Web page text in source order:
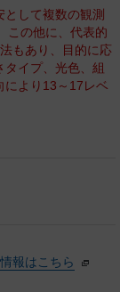
して複数の観測
この他に、代表的
もあり、目的に応
タイプ、光色、組
により13～17レベ
報はこちら